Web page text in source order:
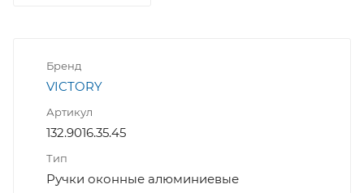
Бренд
VICTORY
Артикул
132.9016.35.45
Тип
Ручки оконные алюминиевые